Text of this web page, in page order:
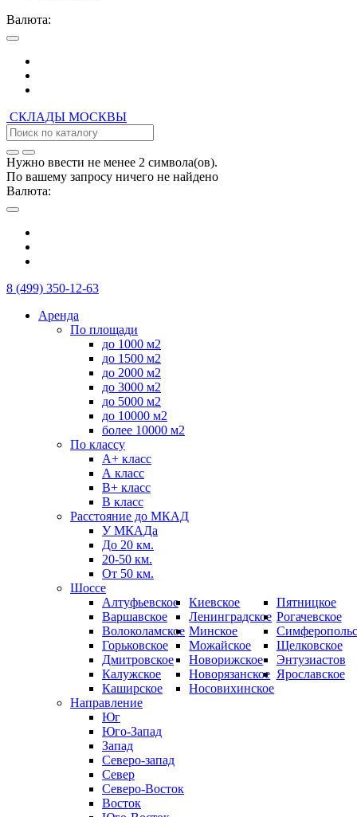
Валюта:
СКЛАДЫ МОСКВЫ
Нужно ввести не менее 2 символа(ов).
По вашему запросу ничего не найдено
Валюта:
8 (499) 350-12-63
Аренда
По площади
до 1000 м2
до 1500 м2
до 2000 м2
до 3000 м2
до 5000 м2
до 10000 м2
более 10000 м2
По классу
А+ класс
А класс
B+ класс
В класс
Расстояние до МКАД
У МКАДа
До 20 км.
20-50 км.
От 50 км.
Шоссе
Алтуфьевское
Варшавское
Волоколамское
Горьковское
Дмитровское
Калужское
Каширское
Киевское
Ленинградское
Минское
Можайское
Новорижское
Новорязанское
Носовихинское
Пятницкое
Рогачевское
Щелковское
Энтузиастов
Ярославское
Направление
Юг
Юго-Запад
Запад
Северо-запад
Север
Северо-Восток
Восток